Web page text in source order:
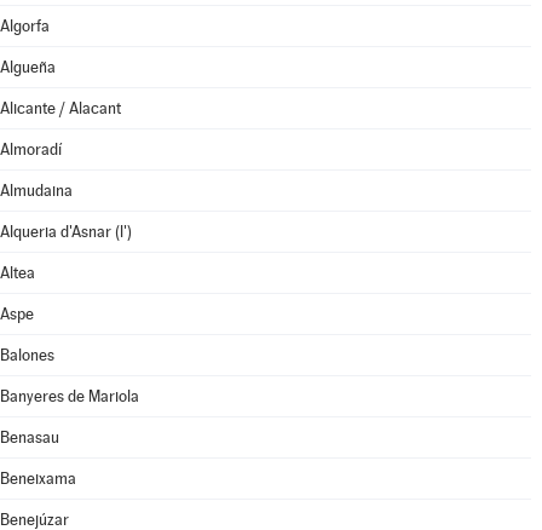
Algorfa
Algueña
Alicante / Alacant
Almoradí
Almudaina
Alqueria d'Asnar (l')
Altea
Aspe
Balones
Banyeres de Mariola
Benasau
Beneixama
Benejúzar